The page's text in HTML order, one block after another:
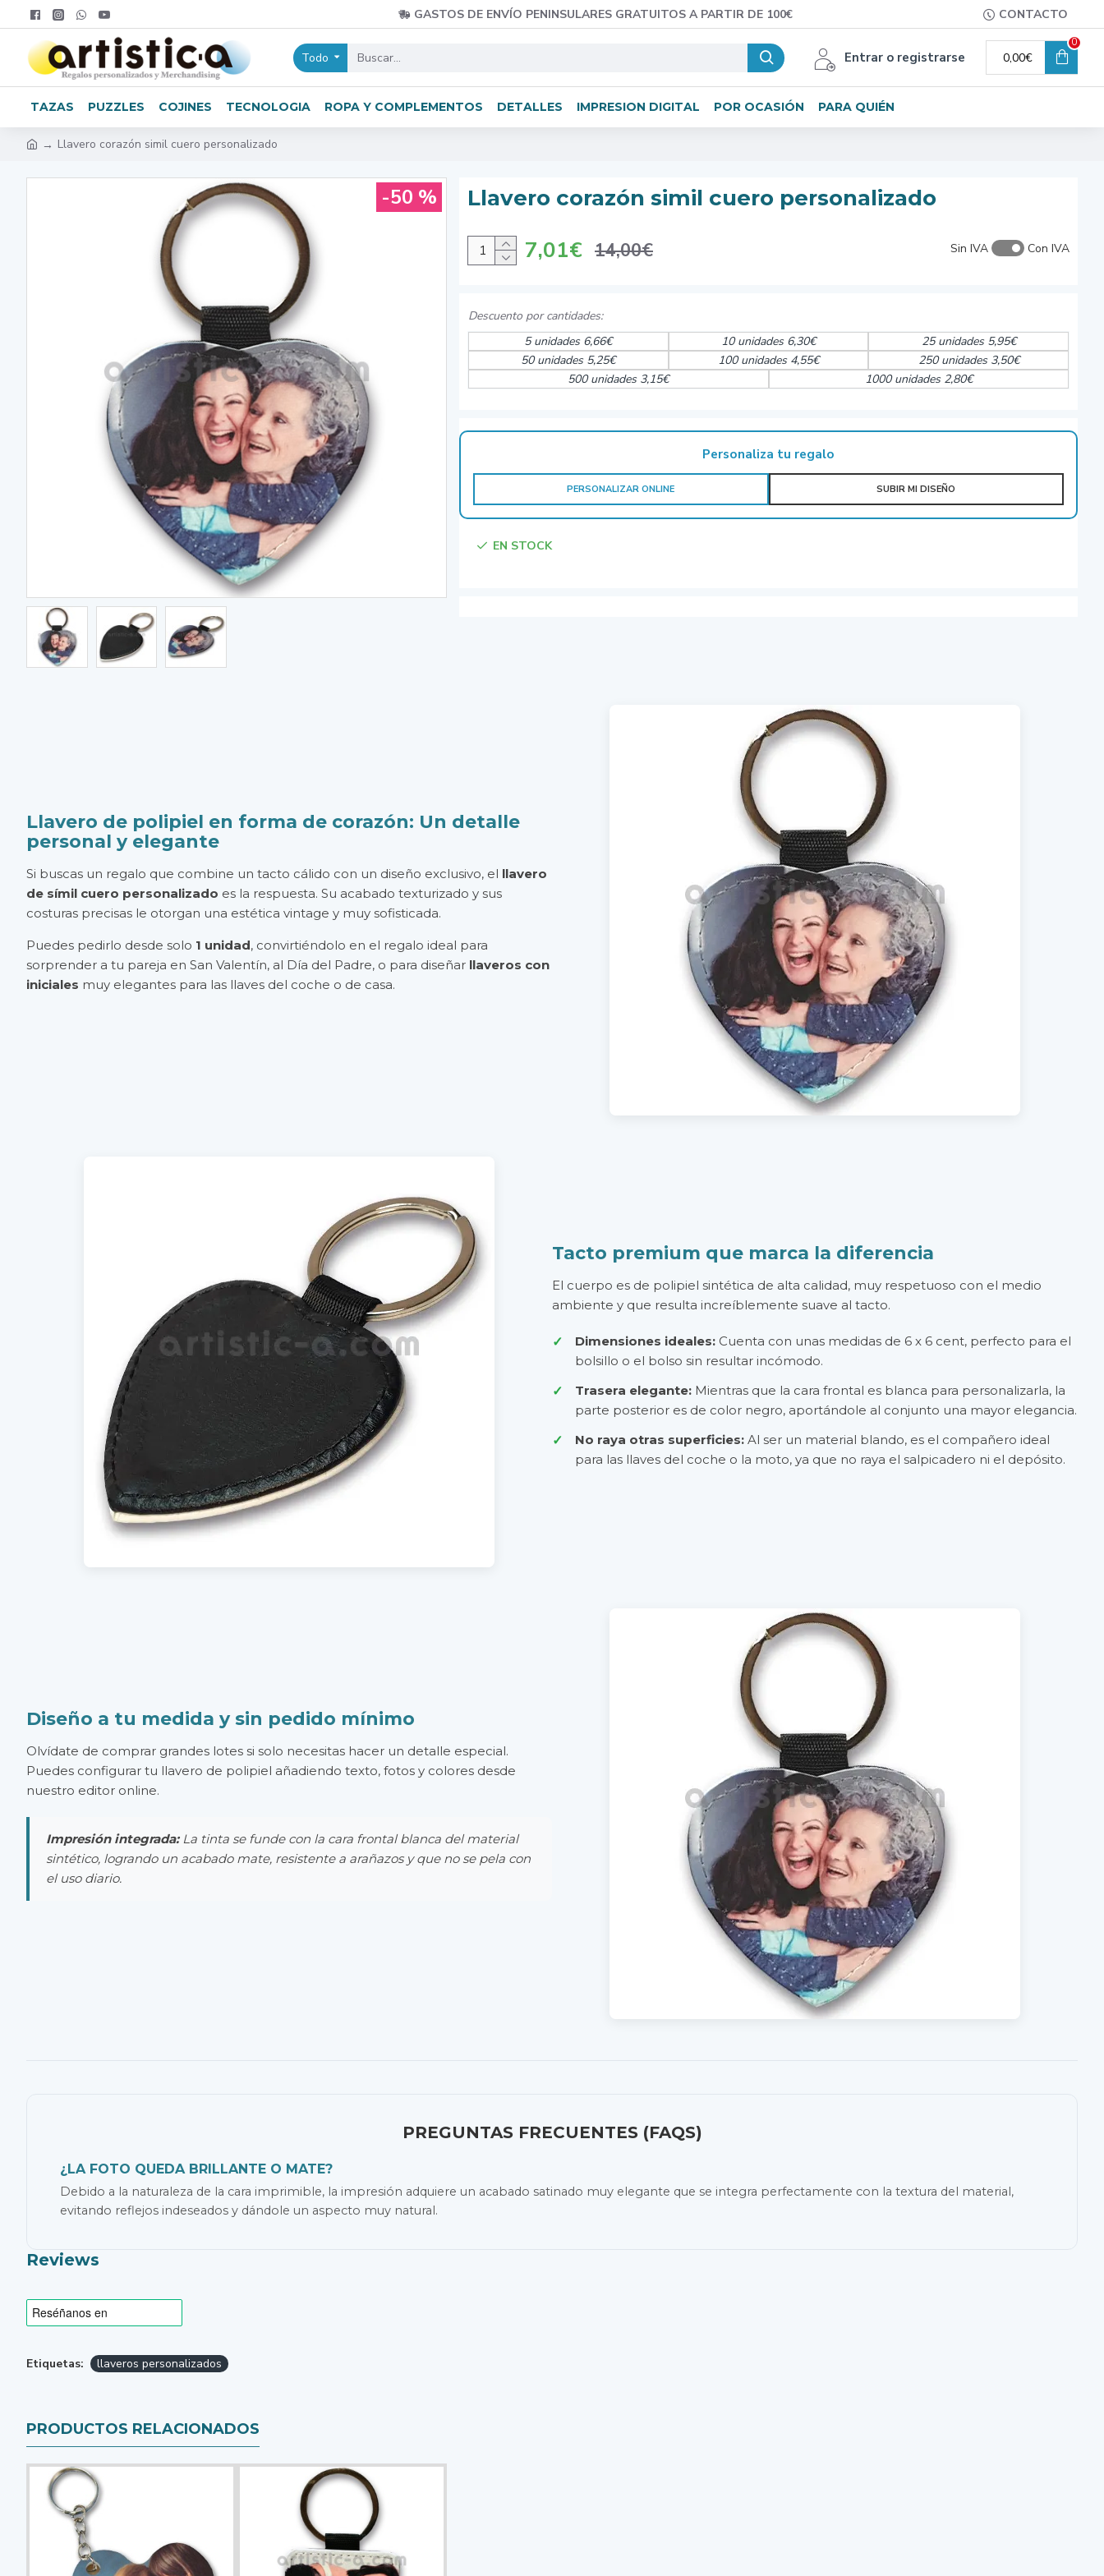
GASTOS DE ENVÍO PENINSULARES GRATUITOS A PARTIR DE 100€ CONTACTO
Todo Entrar o registrarse 0,00€
0
TAZAS PUZZLES COJINES TECNOLOGIA ROPA Y COMPLEMENTOS DETALLES IMPRESION DIGITAL POR OCASIÓN PARA QUIÉN
Llavero corazón simil cuero personalizado
-50 % Llavero corazón simil cuero personalizado
7,01€ 14,00€ Sin IVA Con IVA
5 unidades 6,66€ 10 unidades 6,30€
25 unidades 5,95€
50 unidades 5,25€
100 unidades 4,55€
250 unidades 3,50€
500 unidades 3,15€
1000 unidades 2,80€
EN STOCK
Personaliza tu regalo
PERSONALIZAR ONLINE SUBIR MI DISEÑO
Llavero de polipiel en forma de corazón: Un detalle
personal y elegante
Si buscas un regalo que combine un tacto cálido con un diseño exclusivo, el llavero
de símil cuero personalizado es la respuesta. Su acabado texturizado y sus
costuras precisas le otorgan una estética vintage y muy sofisticada.
Puedes pedirlo desde solo 1 unidad, convirtiéndolo en el regalo ideal para
sorprender a tu pareja en San Valentín, al Día del Padre, o para diseñar llaveros con
iniciales muy elegantes para las llaves del coche o de casa.
Tacto premium que marca la diferencia
El cuerpo es de polipiel sintética de alta calidad, muy respetuoso con el medio
ambiente y que resulta increíblemente suave al tacto.
Dimensiones ideales: Cuenta con unas medidas de 6 x 6 cent, perfecto para el
bolsillo o el bolso sin resultar incómodo.
Trasera elegante: Mientras que la cara frontal es blanca para personalizarla, la
parte posterior es de color negro, aportándole al conjunto una mayor elegancia.
No raya otras superficies: Al ser un material blando, es el compañero ideal
para las llaves del coche o la moto, ya que no raya el salpicadero ni el depósito.
Diseño a tu medida y sin pedido mínimo
Olvídate de comprar grandes lotes si solo necesitas hacer un detalle especial.
Puedes configurar tu llavero de polipiel añadiendo texto, fotos y colores desde
nuestro editor online.
Impresión integrada:La tinta se funde con la cara frontal blanca del material
sintético, logrando un acabado mate, resistente a arañazos y que no se pela con
el uso diario.
PREGUNTAS FRECUENTES (FAQS)
¿LA FOTO QUEDA BRILLANTE O MATE?
Debido a la naturaleza de la cara imprimible, la impresión adquiere un acabado satinado muy elegante que se integra perfectamente con la textura del material,
evitando reflejos indeseados y dándole un aspecto muy natural.
Reviews
Etiquetas: llaveros personalizados
PRODUCTOS RELACIONADOS